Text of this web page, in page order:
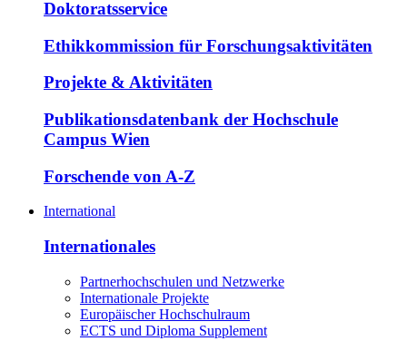
Doktoratsservice
Ethikkommission für Forschungsaktivitäten
Projekte & Aktivitäten
Publikationsdatenbank der Hochschule
Campus Wien
Forschende von A-Z
International
Internationales
Partnerhochschulen und Netzwerke
Internationale Projekte
Europäischer Hochschulraum
ECTS und Diploma Supplement